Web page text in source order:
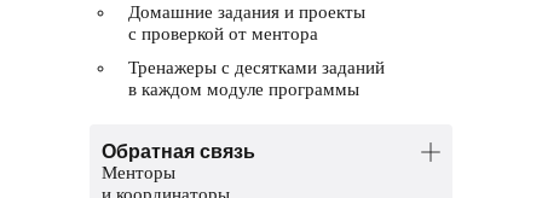
Домашние задания и проекты
с проверкой от ментора
Тренажеры с десятками заданий
в каждом модуле программы
Обратная связь
Менторы
и координаторы